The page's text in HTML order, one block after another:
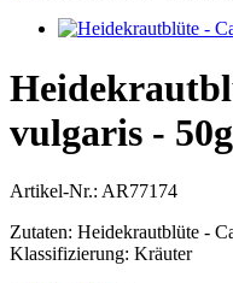
vulgaris - 50g
Artikel-Nr.: AR77174
Zutaten: Heidekrautblüte -
Klassifizierung: Kräuter